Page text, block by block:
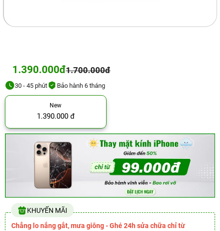
1.390.000đ1.700.000đ
30 - 45 phút Bảo hành 6 tháng
New
1.390.000 đ
KHUYẾN MÃI
Chẳng lo nắng gắt, mưa giông - Ghé 24h sửa chữa chỉ từ